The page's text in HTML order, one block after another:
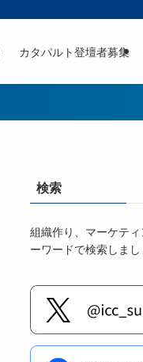
カタパルト登壇者募集
検索
組織作り、マーケテ
ーワードで検索しまし